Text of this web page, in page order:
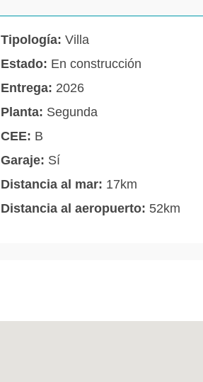
Tipología: Villa
Estado: En construcción
Entrega: 2026
Planta: Segunda
CEE: B
Garaje: Sí
Distancia al mar: 17km
Distancia al aeropuerto: 52km